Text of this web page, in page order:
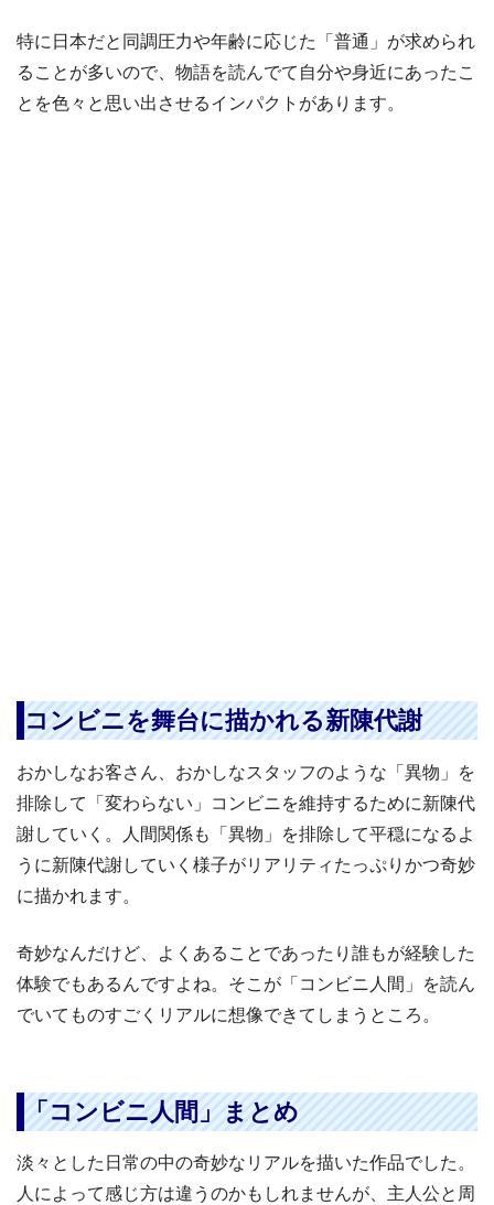
特に日本だと同調圧力や年齢に応じた「普通」が求められ
ることが多いので、物語を読んでて自分や身近にあったこ
とを色々と思い出させるインパクトがあります。
コンビニを舞台に描かれる新陳代謝
おかしなお客さん、おかしなスタッフのような「異物」を
排除して「変わらない」コンビニを維持するために新陳代
謝していく。人間関係も「異物」を排除して平穏になるよ
うに新陳代謝していく様子がリアリティたっぷりかつ奇妙
に描かれます。
奇妙なんだけど、よくあることであったり誰もが経験した
体験でもあるんですよね。そこが「コンビニ人間」を読ん
でいてものすごくリアルに想像できてしまうところ。
「コンビニ人間」まとめ
淡々とした日常の中の奇妙なリアルを描いた作品でした。
人によって感じ方は違うのかもしれませんが、主人公と周